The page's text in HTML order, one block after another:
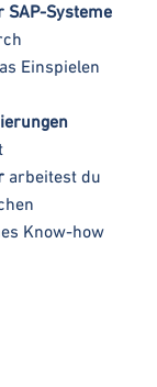
SAP-Systeme
Einspielen
arbeitest du
Know-how